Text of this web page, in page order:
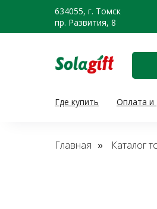
634055, г. Томск
пр. Развития, 8
Где купить Оплата и
Главная » Каталог